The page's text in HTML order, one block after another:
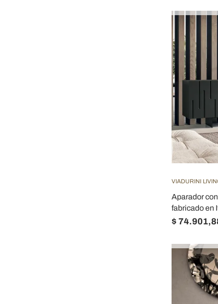
VIADURINI
Aparador
fabricado en
$